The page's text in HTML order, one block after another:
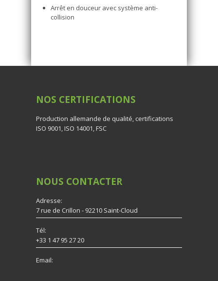
Arrêt en douceur avec système anti-
collision
NOS CERTIFICATIONS
Production allemande de qualité, certifications
ISO 9001, ISO 14001, FSC
NOUS CONTACTER
Adresse:
7 rue de Crillon - 92210 Saint-Cloud
Tél:
+33 1 47 95 27 20
Email: